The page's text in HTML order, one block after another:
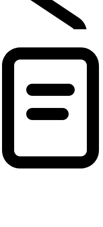
con un SGEn eficaz.
cumplir con
energético conforme a
sostenibles y
de tu empresa.